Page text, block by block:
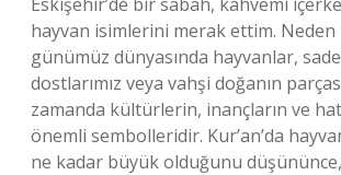
hayvan isimlerini merak ettim. Neden
günümüz dünyasında hayvanlar,
dostlarımız veya vahşi doğanın
zamanda kültürlerin, inançların ve
önemli sembolleridir. Kur’an’da
ne kadar büyük olduğunu düşününce,